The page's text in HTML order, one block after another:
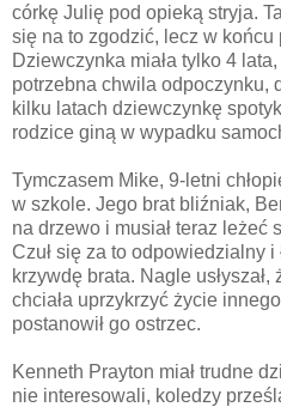
córkę Julię pod opieką stryja.
się na to zgodzić, lecz w końcu
Dziewczynka miała tylko 4
potrzebna chwila odpoczynku,
kilku latach dziewczynkę
rodzice giną w wypadku
Tymczasem Mike, 9-letni
w szkole. Jego brat bliźniak,
na drzewo i musiał teraz leżeć
Czuł się za to odpowiedzialny i
krzywdę brata. Nagle usłyszał,
chciała uprzykrzyć życie
postanowił go ostrzec.
Kenneth Prayton miał trudne
nie interesowali, koledzy